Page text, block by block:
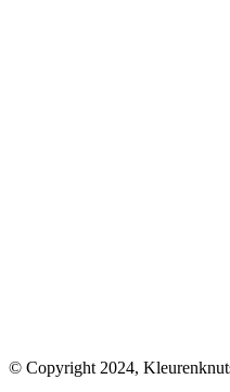
© Copyright 2024,